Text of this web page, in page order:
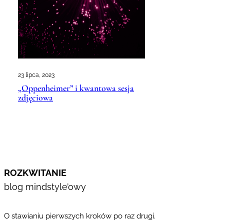
23 lipca, 2023
„Oppenheimer” i kwantowa sesja
zdjęciowa
ROZKWITANIE
blog mindstyle’owy
O stawianiu pierwszych kroków po raz drugi.